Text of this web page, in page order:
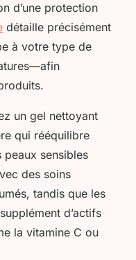
d’une protection
détaille précisément
à votre type de
un gel nettoyant
qui rééquilibre
peaux sensibles
des soins
tandis que les
d’actifs
la vitamine C ou